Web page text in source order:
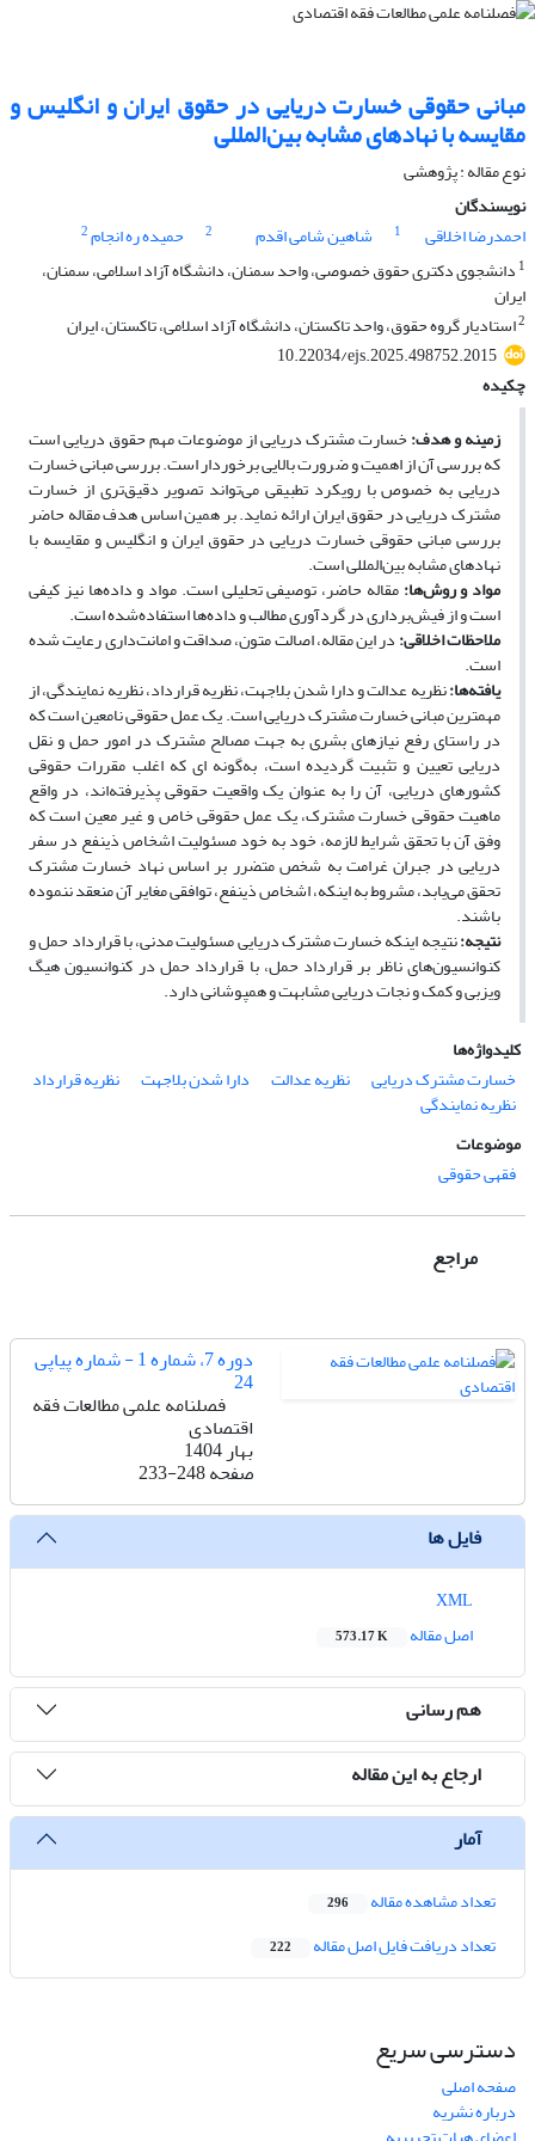
مبانی حقوقی خسارت دریایی در حقوق ایران و انگلیس و
مقایسه با نهادهای مشابه بین‌المللی
نوع مقاله : پژوهشی
نویسندگان
احمدرضا اخلاقی
1 شاهین شامی اقدم 2 حمیده ره انجام2
1 دانشجوی دکتری حقوق خصوصی، واحد سمنان، دانشگاه آزاد اسلامی، سمنان،
ایران
2استادیار گروه حقوق، واحد تاکستان، دانشگاه آزاد اسلامی، تاکستان، ایران
10.22034/ejs.2025.498752.2015
چکیده
زمینه و هدف:خسارت مشترک دریایی از موضوعات مهم حقوق دریایی است
که بررسی آن از اهمیت و ضرورت بالایی برخوردار است. بررسی مبانی خسارت
دریایی به خصوص با رویکرد تطبیقی می‌تواند تصویر دقیق‌تری از خسارت
مشترک دریایی در حقوق ایران ارائه نماید. بر همین اساس هدف مقاله حاضر
بررسی مبانی حقوقی خسارت دریایی در حقوق ایران و انگلیس و مقایسه با
نهادهای مشابه بین‌المللی است.
مواد و روش‌ها:مقاله حاضر، توصیفی تحلیلی است. مواد و داده‌ها نیز کیفی
است و از فیش‌برداری در گردآوری مطالب و داده‌ها استفاده‌شده است.
ملاحظات اخلاقی:در این مقاله، اصالت متون، صداقت و امانت‌داری رعایت شده
است.
یافته‌ها:نظریه عدالت و دارا شدن بلاجهت، نظریه قرارداد، نظریه نمایندگی، از
مهمترین مبانی خسارت مشترک دریایی است. یک عمل حقوقی نامعین است که
در راستای رفع نیازهای بشری به جهت مصالح مشترک در امور حمل و نقل
دریایی تعیین و تثبیت گردیده است، به‌گونه ای که اغلب مقررات حقوقی
کشورهای دریایی، آن را به عنوان یک واقعیت حقوقی پذیرفته‌اند، در واقع
ماهیت حقوقی خسارت مشترک، یک عمل حقوقی خاص و غیر معین است که
وفق آن با تحقق شرایط لازمه، خود به خود مسئولیت اشخاص ذینفع در سفر
دریایی در جبران غرامت به شخص متضرر بر اساس نهاد خسارت مشترک
تحقق می‌یابد، مشروط به اینکه، اشخاص ذینفع، توافقی مغایر آن منعقد ننموده
باشند.
نتیجه:نتیجه اینکه خسارت مشترک دریایی مسئولیت مدنی، با قرارداد حمل و
کنوانسیون‌های ناظر بر قرارداد حمل، با قرارداد حمل در کنوانسیون هیگ
ویزبی و کمک و نجات دریایی مشابهت و همپوشانی دارد.
کلیدواژه‌ها
خسارت مشترک دریایی
نظریه عدالت دارا شدن بلاجهت نظریه قرارداد
نظریه نمایندگی
موضوعات
فقهی حقوقی
مراجع
دوره 7، شماره 1 - شماره پیاپی
24
فصلنامه علمی مطالعات فقه
اقتصادی
بهار 1404
صفحه233-248
فایل ها
اصل مقاله
573.17 K
هم رسانی
ارجاع به این مقاله
آمار
تعداد مشاهده مقاله 296
تعداد دریافت فایل اصل مقاله 222
دسترسی سریع
صفحه اصلی
درباره نشریه